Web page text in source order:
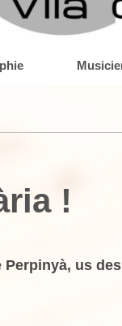
!
Perpinyà, us